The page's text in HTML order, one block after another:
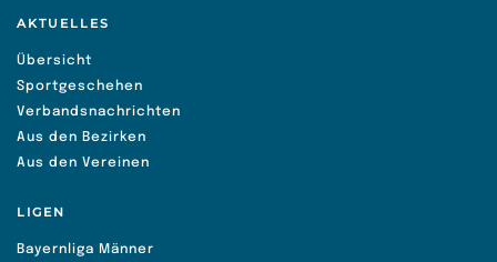
AKTUELLES
Übersicht
Sportgeschehen
Verbandsnachrichten
Aus den Bezirken
Aus den Vereinen
LIGEN
Bayernliga Männer